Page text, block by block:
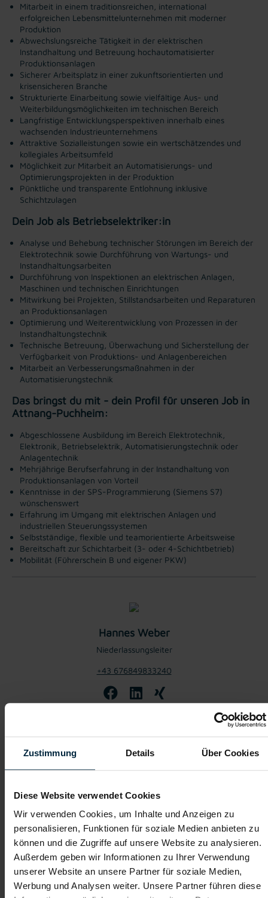
Zustimmung Details Über Cookies
Diese Website verwendet Cookies
Wir verwenden Cookies, um Inhalte und Anzeigen zu
personalisieren, Funktionen für soziale Medien anbieten zu
können und die Zugriffe auf unsere Website zu analysieren.
Außerdem geben wir Informationen zu Ihrer Verwendung
unserer Website an unsere Partner für soziale Medien,
Werbung und Analysen weiter. Unsere Partner führen diese
Mitarbeit in einem traditionsreichen, international
erfolgreichen Lebensmittelunternehmen mit moderner
Produktion
Abwechslungsreiche Tätigkeit in der elektrischen
Instandhaltung und Betreuung hochautomatisierter
Produktionsanlagen
Sicherer Arbeitsplatz in einer zukunftsorientierten und
krisensicheren Branche
Strukturierte Einarbeitung sowie vielfältige Aus- und
Weiterbildungsmöglichkeiten im technischen Bereich
Langfristige Entwicklungsperspektiven innerhalb eines
wachsenden Industrieunternehmens
Attraktive Sozialleistungen sowie ein wertschätzendes und
kollegiales Arbeitsumfeld
Möglichkeit zur Mitarbeit an Automatisierungs- und
Optimierungsprojekten in der Produktion
Pünktliche und transparente Entlohnung inklusive
Schichtzulagen
Dein Job als Betriebselektriker:in
Analyse und Behebung technischer Störungen im Bereich der
Elektrotechnik sowie Durchführung von Wartungs- und
Instandhaltungsarbeiten
Durchführung von Inspektionen an elektrischen Anlagen,
Maschinen und technischen Einrichtungen
Mitwirkung bei Projekten, Stillstandsarbeiten und Reparaturen
an Produktionsanlagen
Optimierung und Weiterentwicklung von Prozessen in der
Instandhaltungstechnik
Technische Betreuung, Überwachung und Sicherstellung der
Verfügbarkeit von Produktions- und Anlagenbereichen
Mitarbeit an Verbesserungsmaßnahmen in der
Automatisierungstechnik
Das bringst du mit - dein Profil für unseren Job in
Attnang-Puchheim:
Abgeschlossene Ausbildung im Bereich Elektrotechnik,
Elektronik, Betriebselektrik, Automatisierungstechnik oder
Anlagentechnik
Mehrjährige Berufserfahrung in der Instandhaltung von
Produktionsanlagen von Vorteil
Kenntnisse in der SPS-Programmierung (Siemens S7)
wünschenswert
Erfahrung im Umgang mit elektrischen Anlagen und
industriellen Steuerungssystemen
Selbstständige, flexible und teamorientierte Arbeitsweise
Bereitschaft zur Schichtarbeit (3- oder 4-Schichtbetrieb)
Mobilität (Führerschein B und eigener PKW)
Hannes Weber
Niederlassungsleiter
+43 676849833240
Jetzt bewerben
Gratis Parkplatz Weiterbildung
Obst Firmenevents